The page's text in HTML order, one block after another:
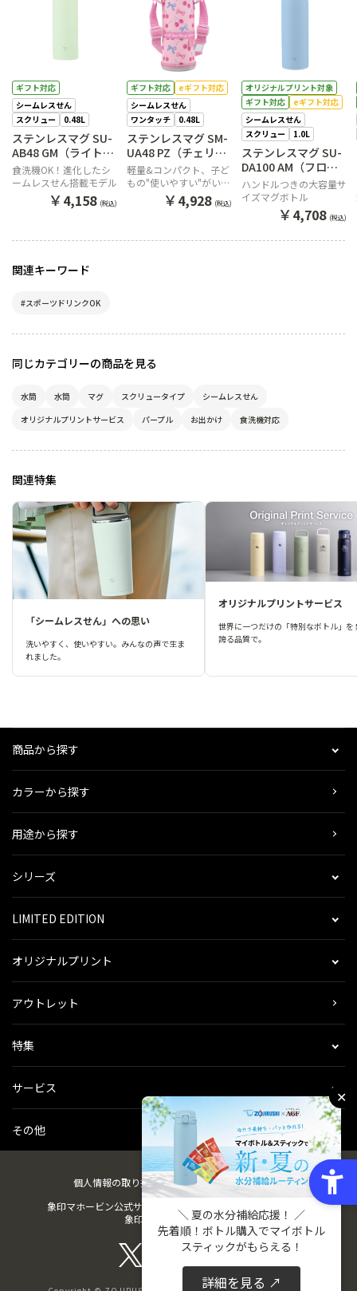
ギフト対応
シームレスせん
スクリュー
0.48L
ステンレスマグ SU-
AB48 GM（ライトグ
リーン）
食洗機OK！進化したシ
ームレスせん搭載モデル
￥4,158 (税込)
ギフト対応
eギフト対応
シームレスせん
ワンタッチ
0.48L
ステンレスマグ SM-
UA48 PZ（チェリー
ピンク）
軽量&コンパクト、子ど
もの"使いやすい"がいっ
ぱいのステンレスマグ
￥4,928 (税込)
オリジナルプリント対象
ギフト対応
eギフト対応
シームレスせん
スクリュー
1.0L
ステンレスマグ SU-
DA100 AM（フロス
トブルー）
ハンドルつきの大容量サ
イズマグボトル
￥4,708 (税込)
関連キーワード
#スポーツドリンクOK
同じカテゴリーの商品を見る
水筒 水筒 マグ スクリュータイプ
シームレスせん
オリジナルプリントサービス
パープル お出かけ 食洗機対応
関連特集
「シームレスせん」への思い
洗いやすく、使いやすい。みんなの声で生ま
れました。
オリジナルプリントサービス
世界に一つだけの「特別なボトル」を
誇る品質で。
商品から探す
カラーから探す
用途から探す
シリーズ
LIMITED EDITION
オリジナルプリント
アウトレット
特集
サービス
その他
個人情報の取り扱い会社概要ご利用規約会員規約
象印マホービン公式サイト
象印パーツダイレクト
✕
＼ 夏の水分補給応援！ ／
先着順！ボトル購入でマイボトル
スティックがもらえる！
詳細を見る ↗